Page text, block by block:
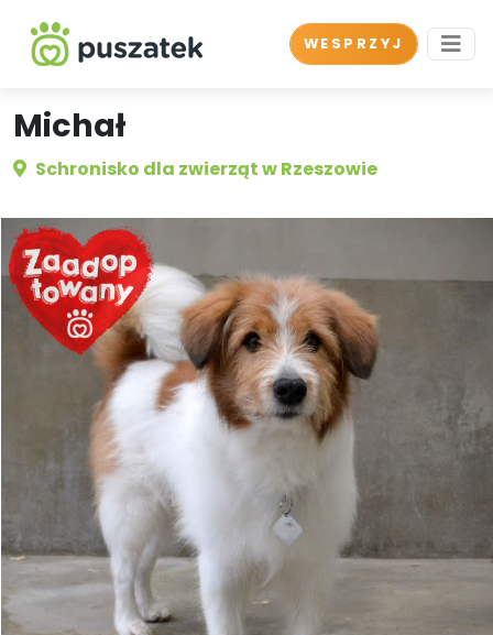
WESPRZYJ
Michał
Schronisko dla zwierząt w Rzeszowie